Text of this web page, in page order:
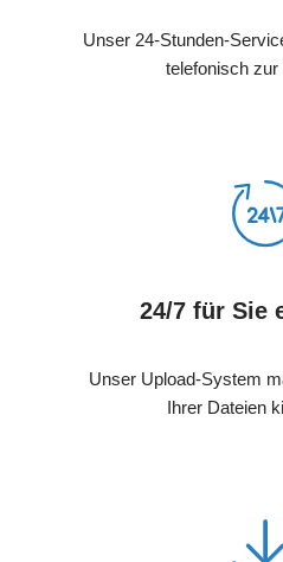
Unser 24-Stunden-
telefonisch zur
24/7 für Sie
Unser Upload-System
Ihrer Dateien